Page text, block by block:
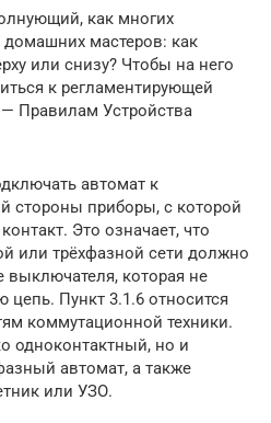
как многих
домашних мастеров: как
или снизу? Чтобы на него
к регламентирующей
Правилам Устройства
автомат к
стороны приборы, с которой
Это означает, что
или трёхфазной сети должно
выключателя, которая не
цепь. Пункт 3.1.6 относится
коммутационной техники.
одноконтактный, но и
автомат, а также
или УЗО.